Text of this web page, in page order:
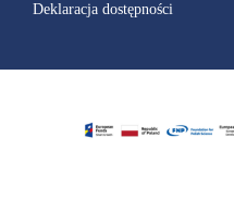
Deklaracja dostępności